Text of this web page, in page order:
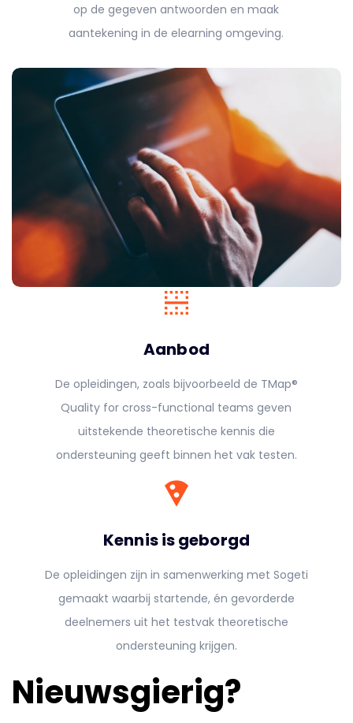
op de gegeven antwoorden en maak
aantekening in de elearning omgeving.
border_horizontal
Aanbod
De opleidingen, zoals bijvoorbeeld de TMap®
Quality for cross-functional teams geven
uitstekende theoretische kennis die
ondersteuning geeft binnen het vak testen.
local_pizza
Kennis is geborgd
De opleidingen zijn in samenwerking met Sogeti
gemaakt waarbij startende, én gevorderde
deelnemers uit het testvak theoretische
ondersteuning krijgen.
Nieuwsgierig?